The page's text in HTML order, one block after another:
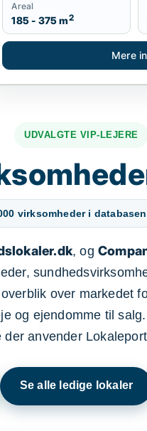
Areal
185 - 375 m2
Mere
UDVALGTE VIP-LEJERE
virksomheder i databasen
, og
over markedet
og ejendomme til
der anvender
Se alle ledige lokaler